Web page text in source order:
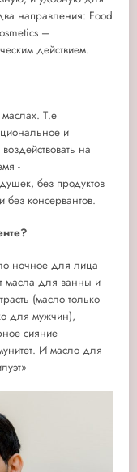
направления: Food
–
действием.
Т.е
и
на
-
без продуктов
без консервантов.
ночное для лица
масла для ванны и
(масло только
для мужчин),
сияние
И масло для